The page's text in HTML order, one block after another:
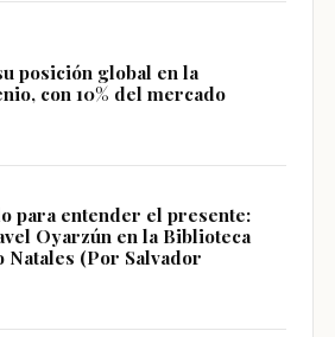
posición global en la
con 10% del mercado
para entender el presente:
Oyarzún en la Biblioteca
Natales (Por Salvador